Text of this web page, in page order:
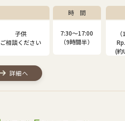
子供
ご相談ください
時 間
7:30〜17:00
（9時間半）
詳細へ
(約